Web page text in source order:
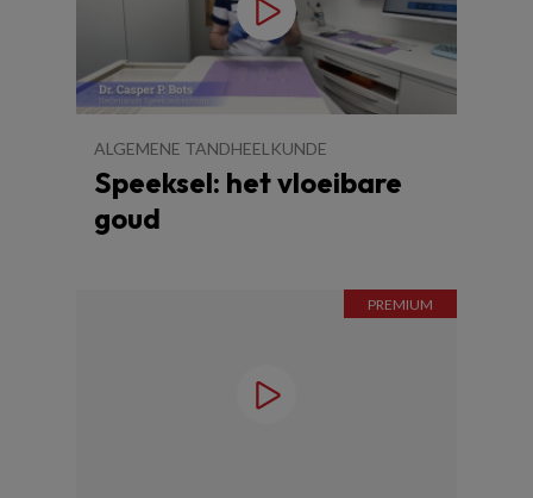
ALGEMENE TANDHEELKUNDE
Speeksel: het vloeibare
goud